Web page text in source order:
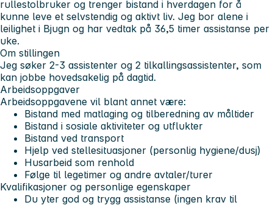
rullestolbruker og trenger bistand i hverdagen for å
kunne leve et selvstendig og aktivt liv. Jeg bor alene i
leilighet i Bjugn og har vedtak på 36,5 timer assistanse per
uke.
Om stillingen
Jeg søker 2-3 assistenter og 2 tilkallingsassistenter, som
kan jobbe hovedsakelig på dagtid.
Arbeidsoppgaver
Arbeidsoppgavene vil blant annet være:
Bistand med matlaging og tilberedning av måltider
Bistand i sosiale aktiviteter og utflukter
Bistand ved transport
Hjelp ved stellesituasjoner (personlig hygiene/dusj)
Husarbeid som renhold
Følge til legetimer og andre avtaler/turer
Kvalifikasjoner og personlige egenskaper
Du yter god og trygg assistanse (ingen krav til